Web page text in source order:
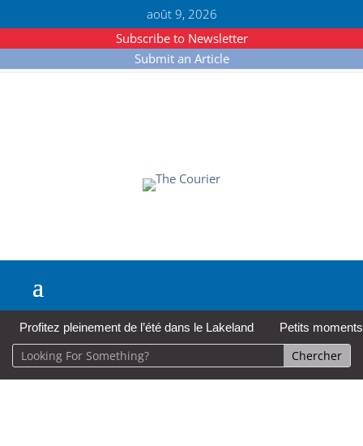
août 9, 2026
Subscribe to Newsletter
Submit an Article
Profitez pleinement de l’été dans le Lakeland Petits